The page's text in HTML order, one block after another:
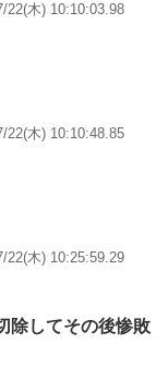
22(木) 10:10:03.98
22(木) 10:10:48.85
22(木) 10:25:59.29
除してその後惨敗